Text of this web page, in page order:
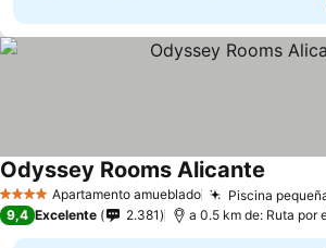
4 EstrellasApartamento amueblado Piscina
Odyssey Rooms Alicante
9,4 Excelente 2.381 a 0.5 km de: Ruta por